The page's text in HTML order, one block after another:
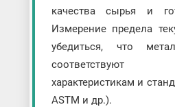
качества сырья и
Измерение предела
убедиться, что
соответствуют
характеристикам и
ASTM и др.).